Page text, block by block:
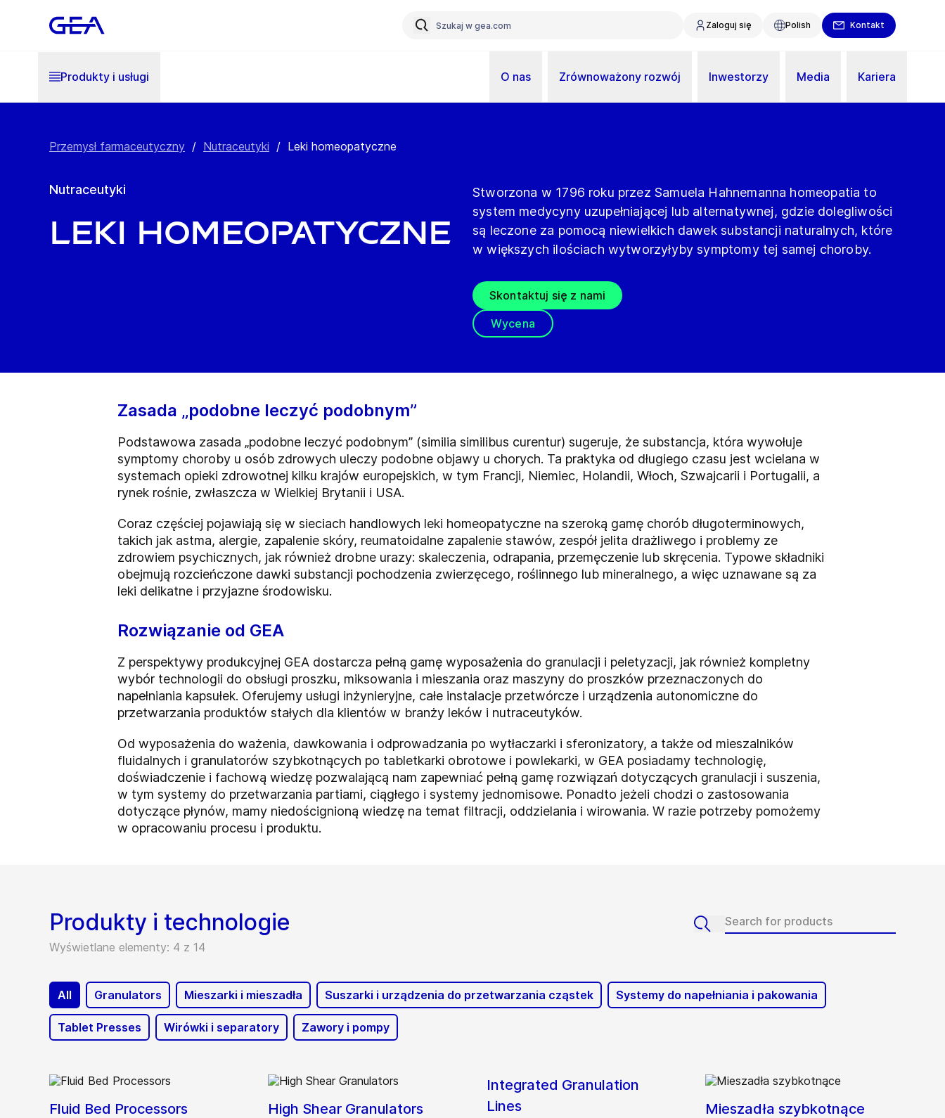
Zaloguj się Polish Kontakt
Produkty i usługi O nas Zrównoważony rozwój Inwestorzy Media Kariera
Przemysł farmaceutyczny / Nutraceutyki / Leki homeopatyczne
Nutraceutyki
Leki homeopatyczne
Stworzona w 1796 roku przez Samuela Hahnemanna homeopatia to
system medycyny uzupełniającej lub alternatywnej, gdzie dolegliwości
są leczone za pomocą niewielkich dawek substancji naturalnych, które
w większych ilościach wytworzyłyby symptomy tej samej choroby.
Skontaktuj się z nami
Wycena
Zasada „podobne leczyć podobnym”
Podstawowa zasada „podobne leczyć podobnym” (similia similibus curentur) sugeruje, że substancja, która wywołuje
symptomy choroby u osób zdrowych uleczy podobne objawy u chorych. Ta praktyka od długiego czasu jest wcielana w
systemach opieki zdrowotnej kilku krajów europejskich, w tym Francji, Niemiec, Holandii, Włoch, Szwajcarii i Portugalii, a
rynek rośnie, zwłaszcza w Wielkiej Brytanii i USA.
Coraz częściej pojawiają się w sieciach handlowych leki homeopatyczne na szeroką gamę chorób długoterminowych,
takich jak astma, alergie, zapalenie skóry, reumatoidalne zapalenie stawów, zespół jelita drażliwego i problemy ze
zdrowiem psychicznych, jak również drobne urazy: skaleczenia, odrapania, przemęczenie lub skręcenia. Typowe składniki
obejmują rozcieńczone dawki substancji pochodzenia zwierzęcego, roślinnego lub mineralnego, a więc uznawane są za
leki delikatne i przyjazne środowisku.
Rozwiązanie od GEA
Z perspektywy produkcyjnej GEA dostarcza pełną gamę wyposażenia do granulacji i peletyzacji, jak również kompletny
wybór technologii do obsługi proszku, miksowania i mieszania oraz maszyny do proszków przeznaczonych do
napełniania kapsułek. Oferujemy usługi inżynieryjne, całe instalacje przetwórcze i urządzenia autonomiczne do
przetwarzania produktów stałych dla klientów w branży leków i nutraceutyków.
Od wyposażenia do ważenia, dawkowania i odprowadzania po wytłaczarki i sferonizatory, a także od mieszalników
fluidalnych i granulatorów szybkotnących po tabletkarki obrotowe i powlekarki, w GEA posiadamy technologię,
doświadczenie i fachową wiedzę pozwalającą nam zapewniać pełną gamę rozwiązań dotyczących granulacji i suszenia,
w tym systemy do przetwarzania partiami, ciągłego i systemy jednomisowe. Ponadto jeżeli chodzi o zastosowania
dotyczące płynów, mamy niedoścignioną wiedzę na temat filtracji, oddzielania i wirowania. W razie potrzeby pomożemy
w opracowaniu procesu i produktu.
Produkty i technologie
Wyświetlane elementy: 4 z 14
All Granulators Mieszarki i mieszadła Suszarki i urządzenia do przetwarzania cząstek Systemy do napełniania i pakowania
Tablet Presses Wirówki i separatory Zawory i pompy
Fluid Bed Processors High Shear Granulators
Integrated Granulation
Lines
Mieszadła szybkotnące